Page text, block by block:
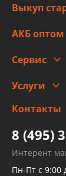
Оплата
Гарантии и
Выкуп
АКБ оптом
Сервис
Заправка
Детейлинг
Услуги
высокого
Тормозных
Рукавов
Рукавов
Контакты
8 (495)
Интерент
Пн-Пт с 9:00